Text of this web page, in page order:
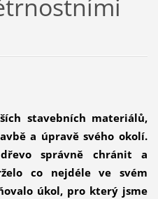
stavebních materiálů,
a úpravě svého okolí.
správně chránit a
co nejdéle ve svém
úkol, pro který jsme